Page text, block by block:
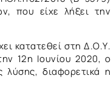
που είχε λήξει την
κατατεθεί στη Δ.Ο.Υ.
12η Ιουνίου 2020, ο
λύσης, διαφορετικά η